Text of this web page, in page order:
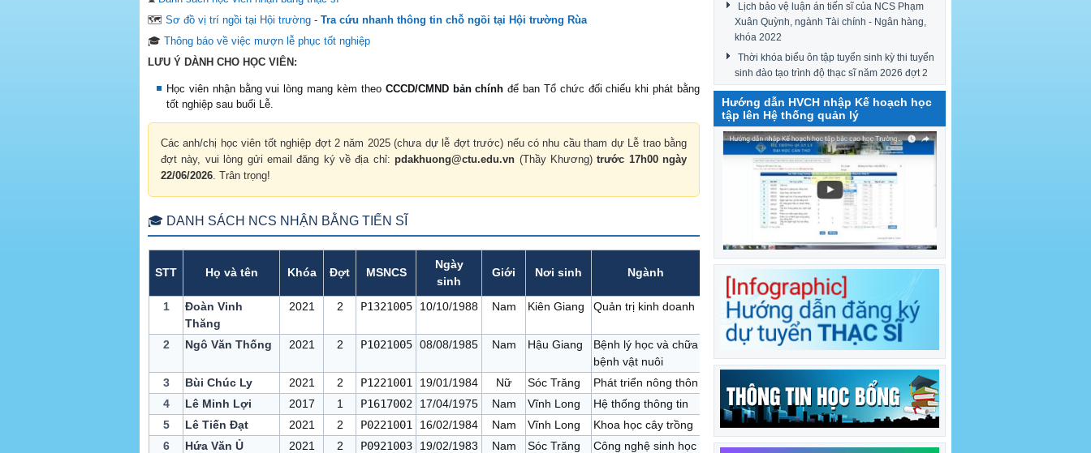
🗺️ Sơ đồ vị trí ngồi tại Hội trường - Tra cứu nhanh thông tin chỗ ngồi tại Hội trường Rùa
🎓 Thông báo về việc mượn lễ phục tốt nghiệp
LƯU Ý DÀNH CHO HỌC VIÊN:
Học viên nhận bằng vui lòng mang kèm theo CCCD/CMND bản chính để ban Tổ chức đối chiếu khi phát bằng
tốt nghiệp sau buổi Lễ.
Các anh/chị học viên tốt nghiệp đợt 2 năm 2025 (chưa dự lễ đợt trước) nếu có nhu cầu tham dự Lễ trao bằng
đợt này, vui lòng gửi email đăng ký về địa chỉ:pdakhuong@ctu.edu.vn (Thầy Khương)trước 17h00 ngày
22/06/2026. Trân trọng!
🎓 DANH SÁCH NCS NHẬN BẰNG TIẾN SĨ
STT Họ và tên Khóa Đợt MSNCS
Ngày
sinh
Giới Nơi sinh Ngành
1
Đoàn Vinh
Thăng
2021 2 P1321005 10/10/1988 Nam Kiên Giang Quản trị kinh doanh
2 Ngô Văn Thống 2021 2 P1021005 08/08/1985 Nam Hậu Giang
Bệnh lý học và chữa
bệnh vật nuôi
3
Bùi Chúc Ly 2021 2 P1221001 19/01/1984 Nữ Sóc Trăng
Phát triển nông thôn
4
Lê Minh Lợi 2017 1 P1617002 17/04/1975 Nam Vĩnh Long
Hệ thống thông tin
5
Lê Tiến Đạt 2021 2 P0221001 16/02/1984 Nam Vĩnh Long
Khoa học cây trồng
6
Hứa Văn Ủ 2021 2 P0921003 19/02/1983 Nam Sóc Trăng
Công nghệ sinh học
Lịch bảo vệ luận án tiến sĩ của NCS Phạm
Xuân Quỳnh, ngành Tài chính - Ngân hàng,
khóa 2022
Thời khóa biểu ôn tập tuyển sinh kỳ thi tuyển
sinh đào tạo trình độ thạc sĩ năm 2026 đợt 2
Hướng dẫn HVCH nhập Kế hoạch học
tập lên Hệ thống quản lý